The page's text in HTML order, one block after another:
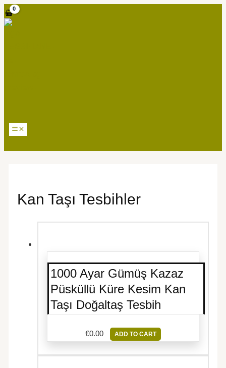
İçeriğe
atla
MAIN
MENU
Kan Taşı Tesbihler
1000 Ayar Gümüş Kazaz
Püsküllü Küre Kesim Kan
Taşı Doğaltaş Tesbih
€0.00 ADD TO CART